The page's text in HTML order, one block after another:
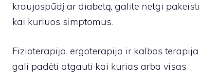
kraujospūdį ar diabetą, galite netgi pakeisti
kai kuriuos simptomus.
Fizioterapija, ergoterapija ir kalbos terapija
gali padėti atgauti kai kurias arba visas